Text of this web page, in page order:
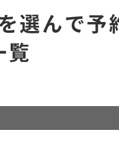
選んで予
覧